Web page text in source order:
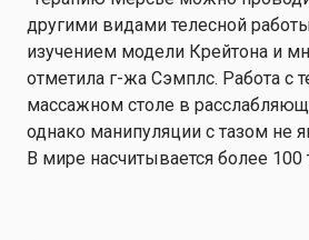
другими видами телесной
изучением модели Крейтона и
отметила г-жа Сэмплс. Работа с
массажном столе в
однако манипуляции с тазом не
В мире насчитывается более 100